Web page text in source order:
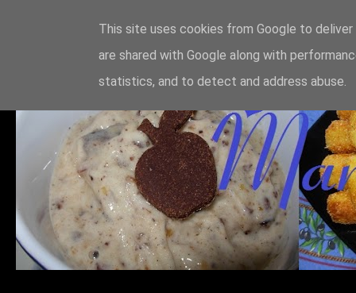
This site uses cookies from Google to
are shared with Google along with
statistics, and to detect and address abuse.